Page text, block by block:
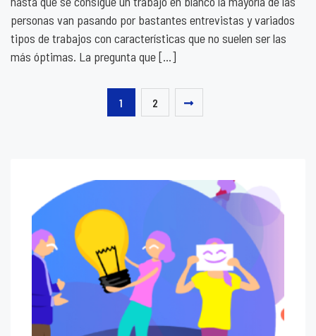
personas van pasando por bastantes entrevistas y variados
tipos de trabajos con características que no suelen ser las
más óptimas. La pregunta que […]
1 2